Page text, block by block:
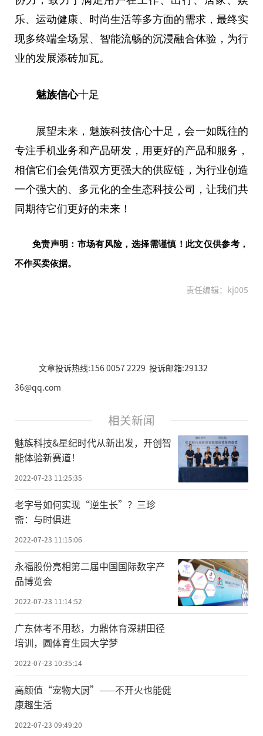
乐、运动健康、时尚生活等多方面的需求，最终实
现多终端全场景、智能流畅的沉浸融合体验，为行
业的发展添砖加瓦。
魅族信心十足
展望未来，魅族科技信心十足，会一如既往的
专注手机业务和产品研发，用更好的产品和服务，
相信它们会凭借双方更强大的供应链，为行业创造
一个强大的、多元化的全生态科技公司，让我们共
同期待它们更好的未来！
免责声明：市场有风险，选择需谨慎！此文仅供参考，
不作买卖依据。
责任编辑：kj005
文章投诉热线:156 0057 2229 投诉邮箱:29132
36@qq.com
相关新闻
魅族科技&星纪时代从新出发，开创智
能体验新赛道！
2022-07-23 11:25:35
老字号如何实现“逆生长”？三珍
斋：与时俱进
2022-07-23 11:15:06
永福股份亮相第二届中国国际数字产
品博览会
2022-07-23 11:14:52
广东体考不用愁，力鼎体育深耕田径
培训，圆体育生园大学梦
2022-07-23 10:35:14
高颜值“宠物大厨”——不开火也能健
康趣生活
2022-07-23 09:49:20